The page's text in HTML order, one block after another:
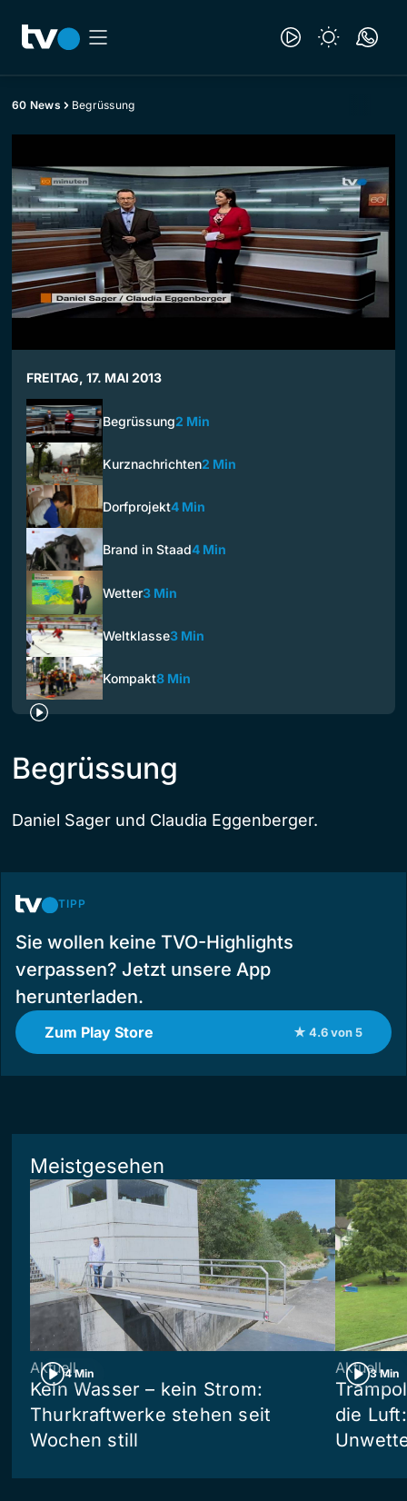
60 News Begrüssung
FREITAG, 17. MAI 2013
Begrüssung2 Min
Kurznachrichten2 Min
Dorfprojekt4 Min
Brand in Staad4 Min
Wetter3 Min
Weltklasse3 Min
Kompakt8 Min
Begrüssung
Daniel Sager und Claudia Eggenberger.
TIPP
Sie wollen keine TVO-Highlights
verpassen? Jetzt unsere App
herunterladen.
Zum Play Store ★ 4.6 von 5
Meistgesehen
4 Min
Aktuell
Kein Wasser – kein Strom:
Thurkraftwerke stehen seit
Wochen still
3 Min
Aktuell
die